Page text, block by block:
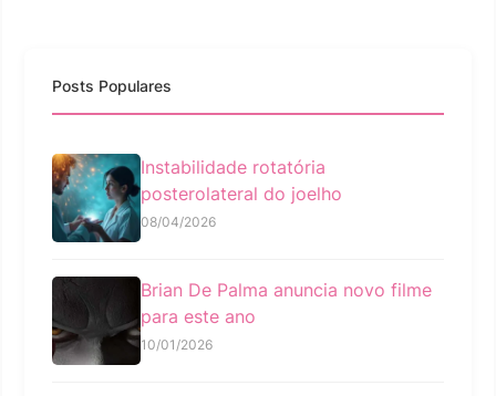
Posts Populares
Instabilidade rotatória
posterolateral do joelho
08/04/2026
Brian De Palma anuncia novo filme
para este ano
10/01/2026